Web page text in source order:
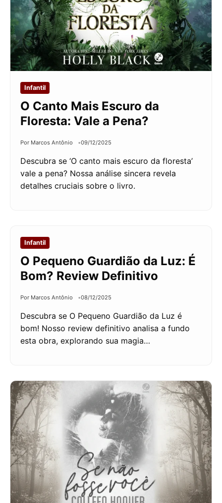
Infantil
O Canto Mais Escuro da
Floresta: Vale a Pena?
Por Marcos Antônio 09/12/2025
Descubra se ‘O canto mais escuro da floresta’
vale a pena? Nossa análise sincera revela
detalhes cruciais sobre o livro.
Infantil
O Pequeno Guardião da Luz: É
Bom? Review Definitivo
Por Marcos Antônio 08/12/2025
Descubra se O Pequeno Guardião da Luz é
bom! Nosso review definitivo analisa a fundo
esta obra, explorando sua magia…